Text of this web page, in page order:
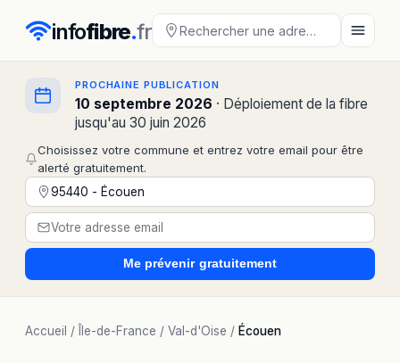
infofibre.fr
PROCHAINE PUBLICATION
10 septembre 2026 · Déploiement de la fibre
jusqu'au 30 juin 2026
Choisissez votre commune et entrez votre email pour être
alerté gratuitement.
Me prévenir gratuitement
Accueil / Île-de-France / Val-d'Oise / Écouen